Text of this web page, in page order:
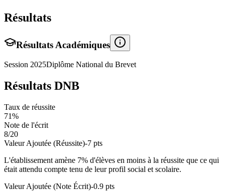
Résultats
Résultats Académiques
Session 2025Diplôme National du Brevet
Résultats DNB
Taux de réussite
71%
Note de l'écrit
8/20
Valeur Ajoutée (Réussite)-7 pts
L'établissement amène 7% d'élèves en moins à la réussite que ce qui
était attendu compte tenu de leur profil social et scolaire.
Valeur Ajoutée (Note Écrit)-0.9 pts